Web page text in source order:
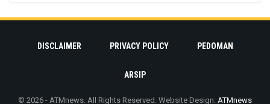
DISCLAIMER PRIVACY POLICY PEDOMAN
ARSIP
© 2026 - ATMnews. All Rights Reserved. Website Design: ATMnews